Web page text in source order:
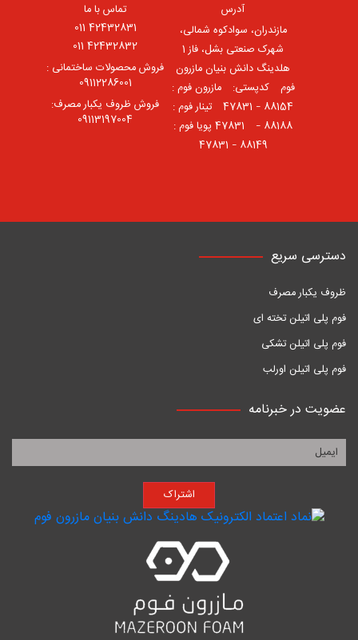
آدرس
مازندران، سوادکوه شمالی،
شهرک صنعتی بشل، فاز 1
هلدینگ دانش بنیان مازرون
فوم ⠀کدپستی: ⠀مازرون فوم :
88154 – 47831 ⠀تینار فوم :
88188 – 47831⠀ پویا فوم :
88149 – 47831
تماس با ما
42432831 011
42432832 011
فروش محصولات ساختمانی :
09112286001
فروش ظروف یکبار مصرف:
09113197004
دسترسی سریع
ظروف یکبار مصرف
فوم پلی اتیلن تخته ای
فوم پلی اتیلن تشکی
فوم پلی اتیلن اورلب
عضویت در خبرنامه
اشتراک